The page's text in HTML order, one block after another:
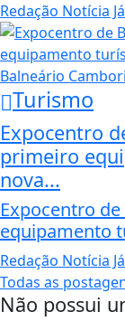
Redação Notícia Já
Turismo
Expocentro
primeiro
nova...
Expocentro
equipamento
Redação Notícia Já
Todas as
Não possui